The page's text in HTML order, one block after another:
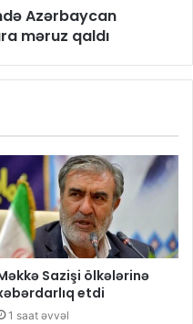
Azərbaycan
məruz qaldı
Sazişi ölkələrinə
etdi
1 saat əvvəl